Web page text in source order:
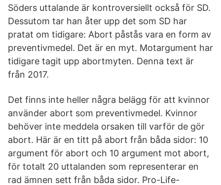
Söders uttalande är kontroversiellt också för SD.
Dessutom tar han åter upp det som SD har
pratat om tidigare: Abort påstås vara en form av
preventivmedel. Det är en myt. Motargument har
tidigare tagit upp abortmyten. Denna text är
från 2017.
Det finns inte heller några belägg för att kvinnor
använder abort som preventivmedel. Kvinnor
behöver inte meddela orsaken till varför de gör
abort. Här är en titt på abort från båda sidor: 10
argument för abort och 10 argument mot abort,
för totalt 20 uttalanden som representerar en
rad ämnen sett från båda sidor. Pro-Life-